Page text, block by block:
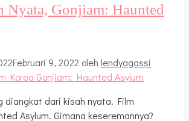
Nyata, Gonjiam: Haunted
Februari 9, 2022 oleh lendyagassi
diangkat dari kisah nyata. Film
Asylum. Gimana keseremannya?